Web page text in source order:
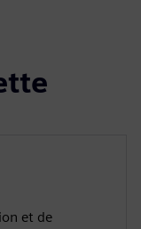
et de